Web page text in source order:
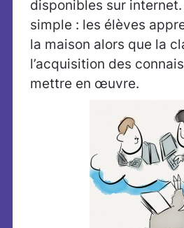
disponibles sur
simple : les élèves
la maison alors que la
l’acquisition des
mettre en œuvre.